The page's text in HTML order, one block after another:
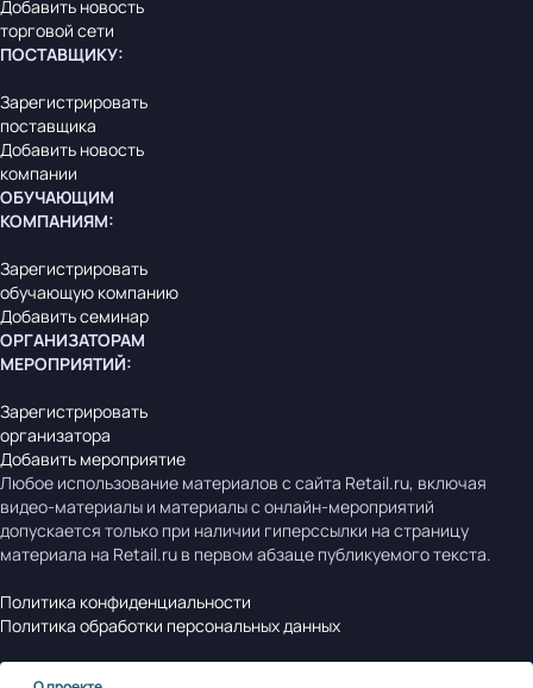
Добавить новость
торговой сети
ПОСТАВЩИКУ:
Зарегистрировать
поставщика
Добавить новость
компании
ОБУЧАЮЩИМ
КОМПАНИЯМ:
Зарегистрировать
обучающую компанию
Добавить семинар
ОРГАНИЗАТОРАМ
МЕРОПРИЯТИЙ:
Зарегистрировать
организатора
Добавить мероприятие
Любое использование материалов с сайта Retail.ru, включая
видео-материалы и материалы с онлайн-мероприятий
допускается только при наличии гиперссылки на страницу
материала на Retail.ru в первом абзаце публикуемого текста.
Политика конфиденциальности
Политика обработки персональных данных